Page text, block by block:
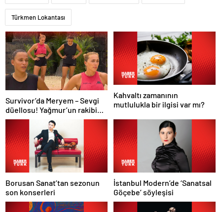
Türkmen Lokantası
Survivor’da Meryem – Sevgi
düellosu! Yağmur’un rakibi
belli oldu
Kahvaltı zamanının
mutlulukla bir ilgisi var mı?
Borusan Sanat’tan sezonun
son konserleri
İstanbul Modern’de ‘Sanatsal
Göçebe’ söyleşisi